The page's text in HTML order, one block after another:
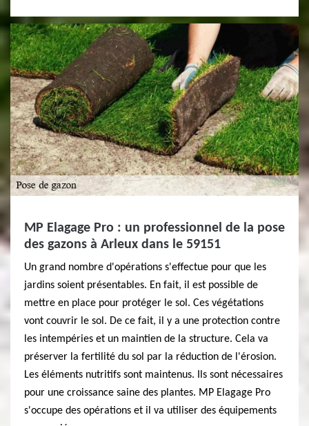
MP Elagage Pro : un professionnel de la pose
des gazons à Arleux dans le 59151
Un grand nombre d'opérations s'effectue pour que les
jardins soient présentables. En fait, il est possible de
mettre en place pour protéger le sol. Ces végétations
vont couvrir le sol. De ce fait, il y a une protection contre
les intempéries et un maintien de la structure. Cela va
préserver la fertilité du sol par la réduction de l'érosion.
Les éléments nutritifs sont maintenus. Ils sont nécessaires
pour une croissance saine des plantes. MP Elagage Pro
s'occupe des opérations et il va utiliser des équipements